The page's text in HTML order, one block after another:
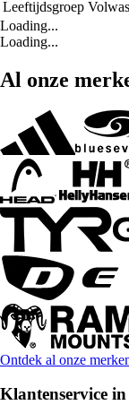
Leeftijdsgroep
Loading...
Loading...
Al onze
Ontdek al onze
Klantenservice